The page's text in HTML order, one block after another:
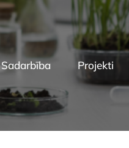
Sadarbība Projekti